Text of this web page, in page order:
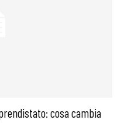
cosa cambia